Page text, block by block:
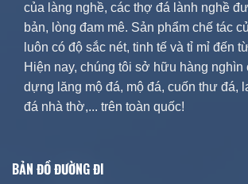
của làng nghề, các thợ đá lành nghề
bản, lòng đam mê. Sản phẩm chế tác
luôn có độ sắc nét, tinh tế và tỉ mỉ đến
Hiện nay, chúng tôi sở hữu hàng nghìn
dựng lăng mộ đá, mộ đá, cuốn thư đá,
đá nhà thờ,... trên toàn quốc!
BẢN ĐỒ ĐƯỜNG ĐI